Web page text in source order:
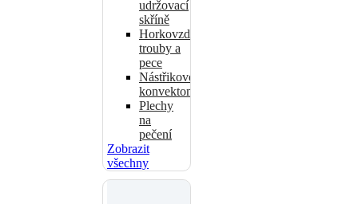
udržovací
skříně
Horkovzdušné
trouby a
pece
Nástřikové
konvektomaty
Plechy
na
pečení
Zobrazit
všechny